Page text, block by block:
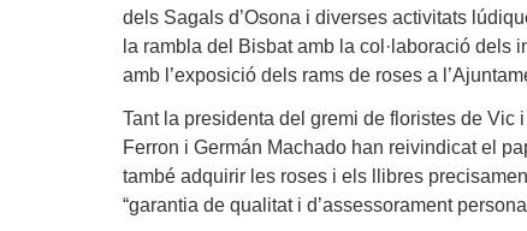
dels Sagals d’Osona i diverses activitats
la rambla del Bisbat amb la col·laboració dels
amb l’exposició dels rams de roses a
Tant la presidenta del gremi de floristes de Vic
Ferron i Germán Machado han reivindicat el
també adquirir les roses i els llibres
“garantia de qualitat i d’assessorament